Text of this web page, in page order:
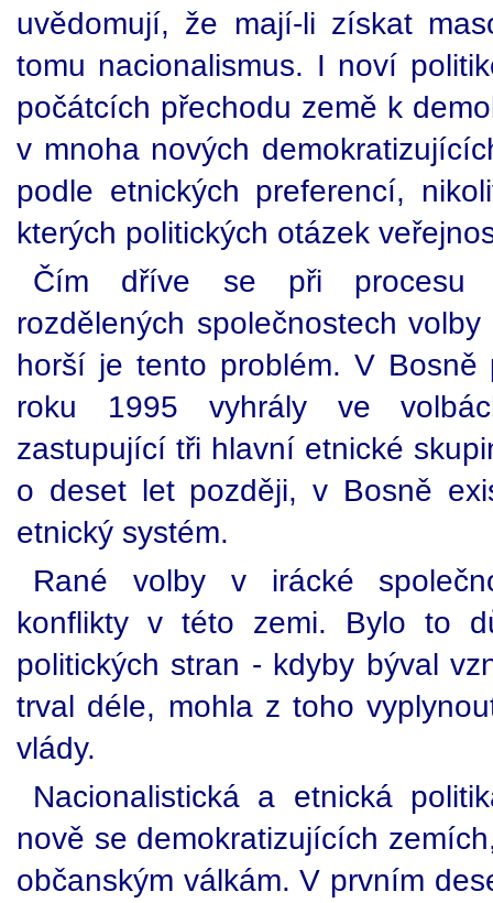
uvědomují, že mají-li získat
tomu nacionalismus. I noví
počátcích přechodu země k
v mnoha nových
podle etnických preferencí,
kterých politických otázek
Čím dříve se při procesu
rozdělených společnostech
horší je tento problém. V
roku 1995 vyhrály ve
zastupující tři hlavní etnické
o deset let později, v Bosně
etnický systém.
Rané volby v irácké
konflikty v této zemi. Bylo to
politických stran - kdyby býval
trval déle, mohla z toho
vlády.
Nacionalistická a etnická
nově se demokratizujících
občanským válkám. V prvním